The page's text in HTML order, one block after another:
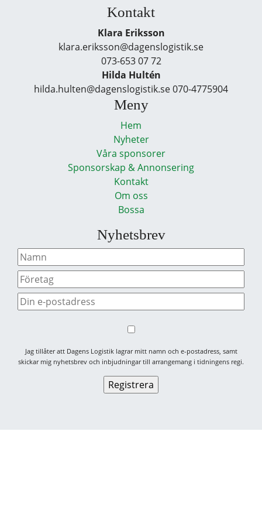
Kontakt
Klara Eriksson
klara.eriksson@dagenslogistik.se
073-653 07 72
Hilda Hultén
hilda.hulten@dagenslogistik.se 070-4775904
Meny
Hem
Nyheter
Våra sponsorer
Sponsorskap & Annonsering
Kontakt
Om oss
Bossa
Nyhetsbrev
Jag tillåter att Dagens Logistik lagrar mitt namn och e-postadress, samt
skickar mig nyhetsbrev och inbjudningar till arrangemang i tidningens regi.